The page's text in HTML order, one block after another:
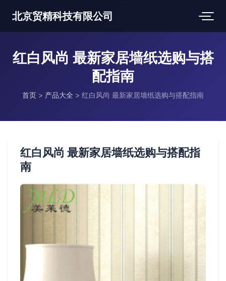
北京贸精科技有限公司
红白风尚 最新家居墙纸选购与搭
配指南
首页 > 产品大全 > 红白风尚 最新家居墙纸选购与搭配指南
红白风尚 最新家居墙纸选购与搭配指
南